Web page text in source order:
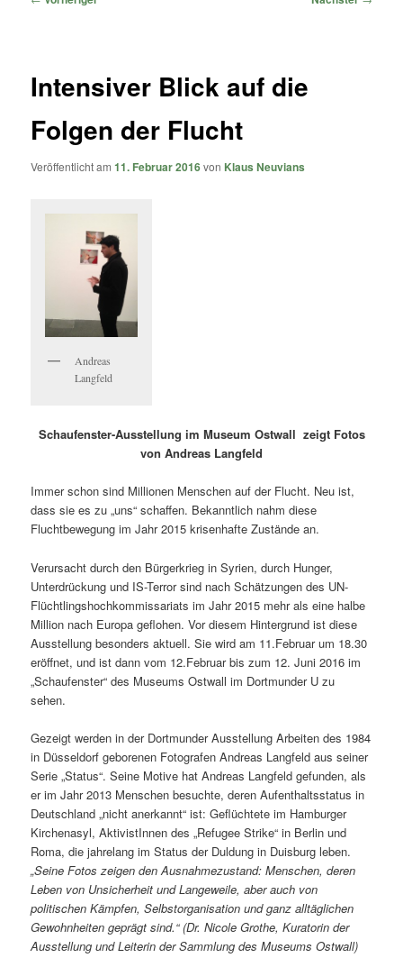
Intensiver Blick auf die
Folgen der Flucht
Veröffentlicht am11. Februar 2016von Klaus Neuvians
Andreas
Langfeld
Schaufenster-Ausstellung im Museum Ostwall zeigt Fotos
von Andreas Langfeld
Immer schon sind Millionen Menschen auf der Flucht. Neu ist,
dass sie es zu „uns“ schaffen. Bekanntlich nahm diese
Fluchtbewegung im Jahr 2015 krisenhafte Zustände an.
Verursacht durch den Bürgerkrieg in Syrien, durch Hunger,
Unterdrückung und IS-Terror sind nach Schätzungen des UN-
Flüchtlingshochkommissariats im Jahr 2015 mehr als eine halbe
Million nach Europa geflohen. Vor diesem Hintergrund ist diese
Ausstellung besonders aktuell. Sie wird am 11.Februar um 18.30
eröffnet, und ist dann vom 12.Februar bis zum 12. Juni 2016 im
„Schaufenster“ des Museums Ostwall im Dortmunder U zu
sehen.
Gezeigt werden in der Dortmunder Ausstellung Arbeiten des 1984
in Düsseldorf geborenen Fotografen Andreas Langfeld aus seiner
Serie „Status“. Seine Motive hat Andreas Langfeld gefunden, als
er im Jahr 2013 Menschen besuchte, deren Aufenthaltsstatus in
Deutschland „nicht anerkannt“ ist: Geflüchtete im Hamburger
Kirchenasyl, AktivistInnen des „Refugee Strike“ in Berlin und
Roma, die jahrelang im Status der Duldung in Duisburg leben.
„Seine Fotos zeigen den Ausnahmezustand: Menschen, deren
Leben von Unsicherheit und Langeweile, aber auch von
politischen Kämpfen, Selbstorganisation und ganz alltäglichen
Gewohnheiten geprägt sind.“ (Dr. Nicole Grothe, Kuratorin der
Ausstellung und Leiterin der Sammlung des Museums Ostwall)